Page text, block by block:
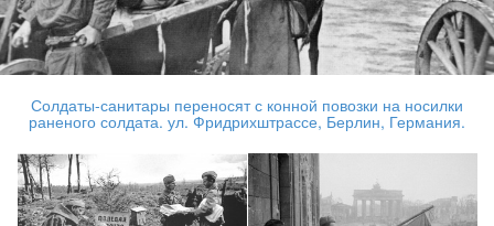
Солдаты-санитары переносят с конной повозки на носилки
раненого солдата. ул. Фридрихштрассе, Берлин, Германия.